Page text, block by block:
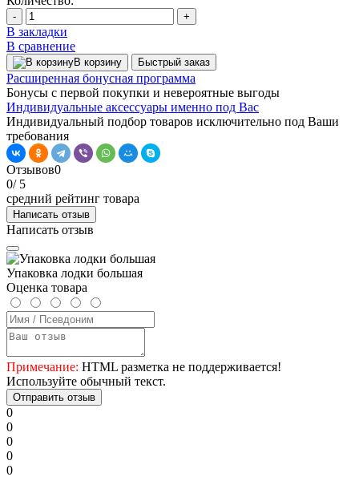
- +
В закладки
В сравнение
В корзину Быстрый заказ
Расширенная бонусная программа
Бонусы с первой покупки и невероятные выгоды
Индивидуальные аксессуары именно под Вас
Индивидуальный подбор товаров исключительно под Ваши
требования
Отзывов0
0/ 5
средний рейтинг товара
Написать отзыв
Написать отзыв
Упаковка лодки большая
Оценка товара
Примечание: HTML разметка не поддерживается!
Используйте обычный текст.
Отправить отзыв
0
0
0
0
0